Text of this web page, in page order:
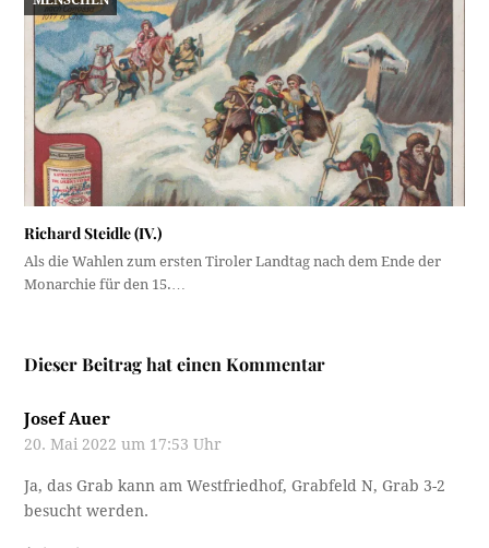
Richard Steidle (IV.)
Als die Wahlen zum ersten Tiroler Landtag nach dem Ende der
Monarchie für den 15.…
Dieser Beitrag hat einen Kommentar
Josef Auer
20. Mai 2022 um 17:53 Uhr
Ja, das Grab kann am Westfriedhof, Grabfeld N, Grab 3-2
besucht werden.